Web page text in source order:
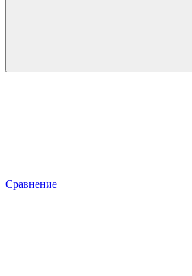
Сравнение